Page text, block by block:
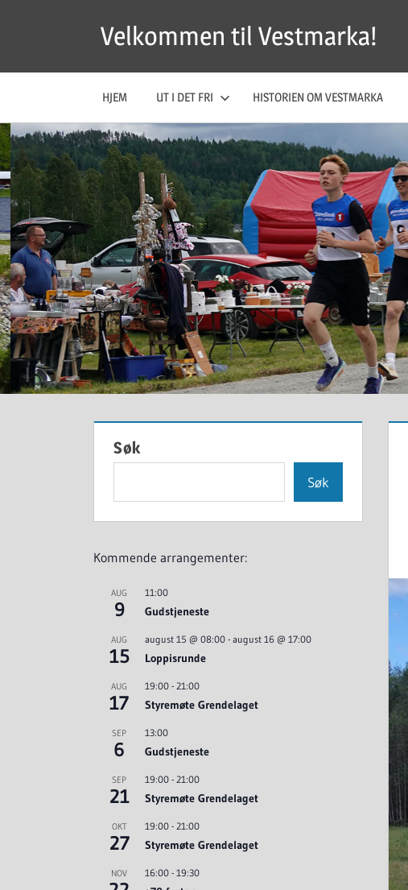
Velkommen til Vestmarka!
HJEM UT I DET FRI HISTORIEN OM VESTMARKA
Søk
Søk
Kommende arrangementer:
AUG
9
11:00
Gudstjeneste
AUG
15
august 15 @ 08:00 - august 16 @ 17:00
Loppisrunde
AUG
17
19:00 - 21:00
Styremøte Grendelaget
SEP
6
13:00
Gudstjeneste
SEP
21
19:00 - 21:00
Styremøte Grendelaget
OKT
27
19:00 - 21:00
Styremøte Grendelaget
NOV 16:00 - 19:30